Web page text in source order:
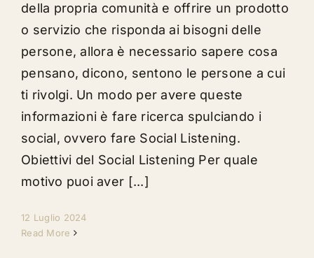
della propria comunità e offrire un prodotto
o servizio che risponda ai bisogni delle
persone, allora è necessario sapere cosa
pensano, dicono, sentono le persone a cui
ti rivolgi. Un modo per avere queste
informazioni è fare ricerca spulciando i
social, ovvero fare Social Listening.
Obiettivi del Social Listening Per quale
motivo puoi aver [...]
12 Luglio 2024
Read More